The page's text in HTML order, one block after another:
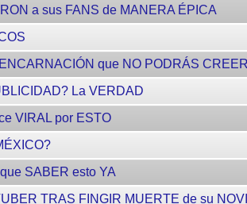
a sus FANS de MANERA ÉPICA
que NO PODRÁS CREER
La VERDAD
VIRAL por ESTO
SABER esto YA
TRAS FINGIR MUERTE de su